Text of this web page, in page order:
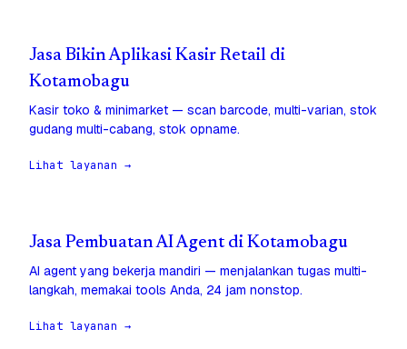
Jasa Bikin Aplikasi Kasir Retail di
Kotamobagu
Kasir toko & minimarket — scan barcode, multi-varian, stok
gudang multi-cabang, stok opname.
Lihat layanan →
Jasa Pembuatan AI Agent di Kotamobagu
AI agent yang bekerja mandiri — menjalankan tugas multi-
langkah, memakai tools Anda, 24 jam nonstop.
Lihat layanan →